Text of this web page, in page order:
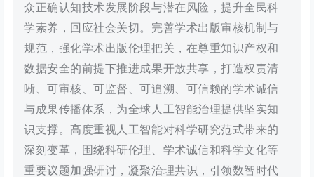
众正确认知技术发展阶段与潜在风险，提升全民科
学素养，回应社会关切。完善学术出版审核机制与
规范，强化学术出版伦理把关，在尊重知识产权和
数据安全的前提下推进成果开放共享，打造权责清
晰、可审核、可监督、可追溯、可信赖的学术诚信
与成果传播体系，为全球人工智能治理提供坚实知
识支撑。高度重视人工智能对科学研究范式带来的
深刻变革，围绕科研伦理、学术诚信和科学文化等
重要议题加强研讨，凝聚治理共识，引领数智时代